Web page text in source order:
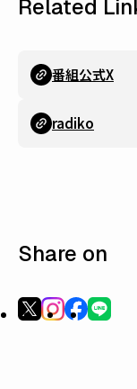
Related
番組公式X
radiko
Share on